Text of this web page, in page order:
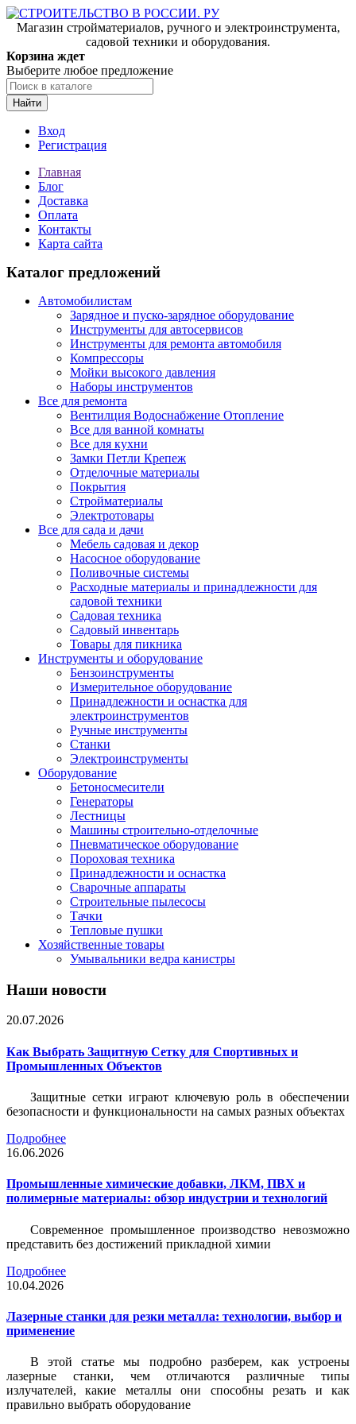
Магазин стройматериалов, ручного и электроинструмента,
садовой техники и оборудования.
Корзина ждет
Выберите любое предложение
Найти
Вход
Регистрация
Главная
Блог
Доставка
Оплата
Контакты
Карта сайта
Каталог предложений
Автомобилистам
Зарядное и пуско-зарядное оборудование
Инструменты для автосервисов
Инструменты для ремонта автомобиля
Компрессоры
Мойки высокого давления
Наборы инструментов
Все для ремонта
Вентилция Водоснабжение Отопление
Все для ванной комнаты
Все для кухни
Замки Петли Крепеж
Отделочные материалы
Покрытия
Стройматериалы
Электротовары
Все для сада и дачи
Мебель садовая и декор
Насосное оборудование
Поливочные системы
Расходные материалы и принадлежности для
садовой техники
Садовая техника
Садовый инвентарь
Товары для пикника
Инструменты и оборудование
Бензоинструменты
Измерительное оборудование
Принадлежности и оснастка для
электроинструментов
Ручные инструменты
Станки
Электроинструменты
Оборудование
Бетоносмесители
Генераторы
Лестницы
Машины строительно-отделочные
Пневматическое оборудование
Пороховая техника
Принадлежности и оснастка
Сварочные аппараты
Строительные пылесосы
Тачки
Тепловые пушки
Хозяйственные товары
Умывальники ведра канистры
Наши новости
20.07.2026
Как Выбрать Защитную Сетку для Спортивных и
Промышленных Объектов
Защитные сетки играют ключевую роль в обеспечении
безопасности и функциональности на самых разных объектах
Подробнее
16.06.2026
Промышленные химические добавки, ЛКМ, ПВХ и
полимерные материалы: обзор индустрии и технологий
Современное промышленное производство невозможно
представить без достижений прикладной химии
Подробнее
10.04.2026
Лазерные станки для резки металла: технологии, выбор и
применение
В этой статье мы подробно разберем, как устроены
лазерные станки, чем отличаются различные типы
излучателей, какие металлы они способны резать и как
правильно выбрать оборудование